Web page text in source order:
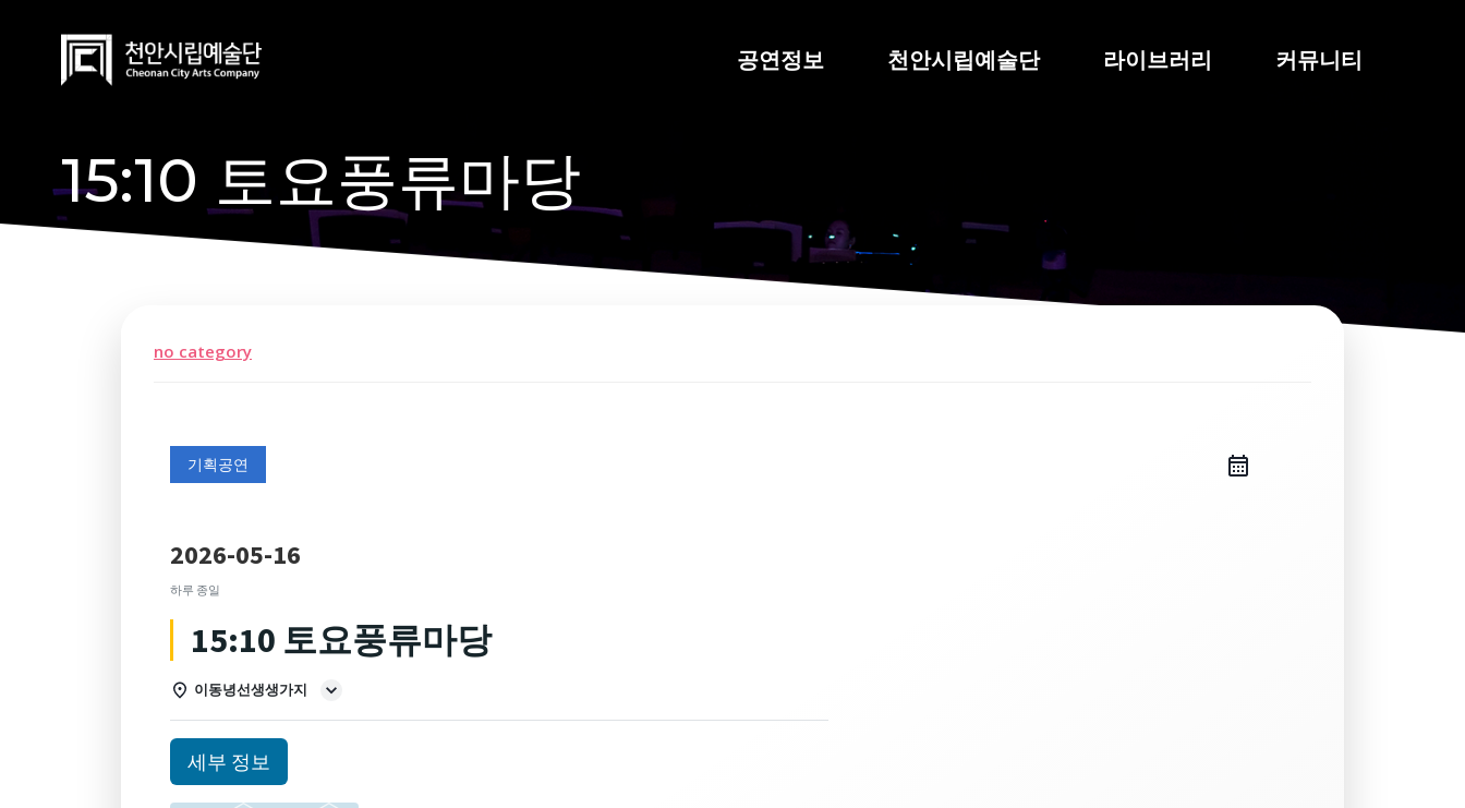
content
공연정보 천안시립예술단 라이브러리 커뮤니티
15:10 토요풍류마당
no category
기획공연
2026-05-16
하루 종일
15:10 토요풍류마당
이동녕선생생가지
세부 정보